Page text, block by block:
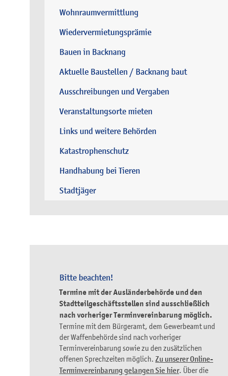
Wohnraumvermittlung
Wiedervermietungsprämie
Bauen in Backnang
Aktuelle Baustellen / Backnang baut
Ausschreibungen und Vergaben
Veranstaltungsorte mieten
Links und weitere Behörden
Katastrophenschutz
Handhabung bei Tieren
Stadtjäger
Bitte beachten!
Termine mit der Ausländerbehörde und den
Stadtteilgeschäftsstellen sind ausschließlich
nach vorheriger Terminvereinbarung möglich.
Termine mit dem Bürgeramt, dem Gewerbeamt und
der Waffenbehörde sind nach vorheriger
Terminvereinbarung sowie zu den zusätzlichen
offenen Sprechzeiten möglich. Zu unserer Online-
Terminvereinbarung gelangen Sie hier. Über die